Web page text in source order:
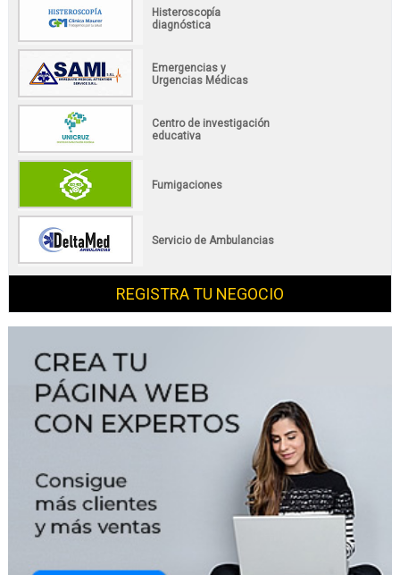
Histeroscopía
diagnóstica
Emergencias y
Urgencias Médicas
Centro de investigación
educativa
Fumigaciones
Servicio de Ambulancias
REGISTRA TU NEGOCIO